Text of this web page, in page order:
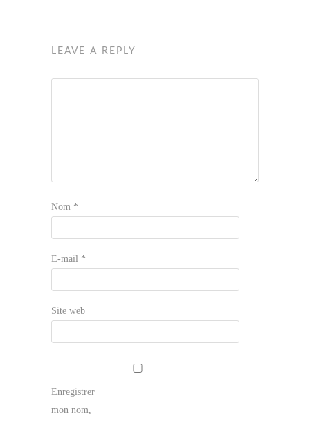
LEAVE A REPLY
Nom *
E-mail *
Site web
Enregistrer
mon nom,